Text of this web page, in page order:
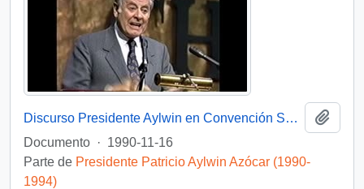
Discurso Presidente Aylwin en Convención Santiago: Video
Documento · 1990-11-16
Parte de Presidente Patricio Aylwin Azócar (1990-
1994)